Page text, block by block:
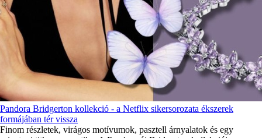
Pandora Bridgerton kollekció - a Netflix sikersorozata ékszerek
formájában tér vissza
Finom részletek, virágos motívumok, pasztell árnyalatok és egy